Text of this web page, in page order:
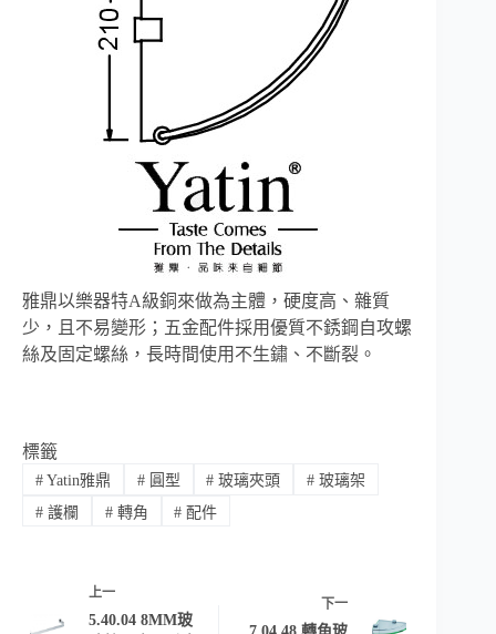
雅鼎以樂器特A級銅來做為主體，硬度高、雜質
少，且不易變形；五金配件採用優質不銹鋼自攻螺
絲及固定螺絲，長時間使用不生鏽、不斷裂。
標籤
#Yatin雅鼎 #圓型 # 玻璃夾頭 # 玻璃架
#護欄 #轉角 # 配件
上一
5.40.04 8MM玻
下一